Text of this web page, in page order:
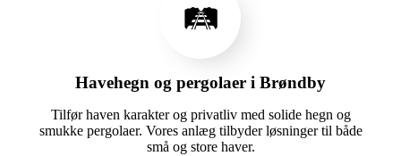
🛤️
Havehegn og pergolaer i Brøndby
Tilfør haven karakter og privatliv med solide hegn og
smukke pergolaer. Vores anlæg tilbyder løsninger til både
små og store haver.